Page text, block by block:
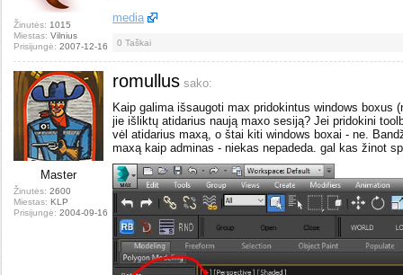
Žinutės: 1015
Miestas: Vilnius
Prisijungė: 2007-12-16
media
0 Taškai
Master
Žinutės: 2600
Miestas: KLP
Prisijungė: 2004-09-16
romullus sako:
Kaip galima išsaugoti max pridokintus windows boxus
jie išliktų atidarius naują maxo sesiją? Jei pridokini
vėl atidarius maxą, o štai kiti windows boxai - ne.
maxą kaip adminas - niekas nepadeda. gal kas žinot